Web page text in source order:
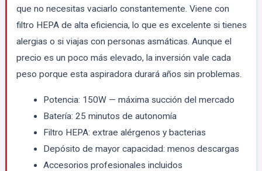
que no necesitas vaciarlo constantemente. Viene con
filtro HEPA de alta eficiencia, lo que es excelente si tienes
alergias o si viajas con personas asmáticas. Aunque el
precio es un poco más elevado, la inversión vale cada
peso porque esta aspiradora durará años sin problemas.
Potencia: 150W — máxima succión del mercado
Batería: 25 minutos de autonomía
Filtro HEPA: extrae alérgenos y bacterias
Depósito de mayor capacidad: menos descargas
Accesorios profesionales incluidos